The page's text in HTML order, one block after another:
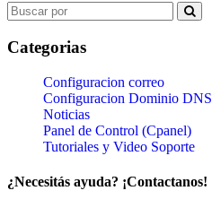
Search
for:
Categorias
Configuracion correo
Configuracion Dominio DNS
Noticias
Panel de Control (Cpanel)
Tutoriales y Video Soporte
¿Necesitás ayuda? ¡Contactanos!